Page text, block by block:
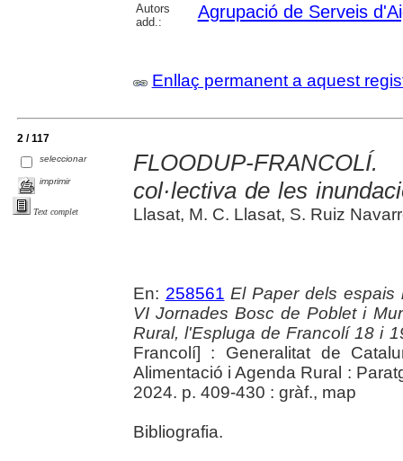
Autors
add.:
Agrupació de Serveis
Enllaç permanent a aquest
2 / 117
seleccionar
imprimir
Text complet
FLOODUP-
col·lectiva de les
Llasat, M. C. Llasat, S. Ruiz
En: 258561 El Paper dels espais
VI Jornades Bosc de Poblet i
Rural, l'Espluga de Francolí 18 i
Francolí] : Generalitat de
Alimentació i Agenda Rural :
2024. p. 409-430 : gràf., map
Bibliografia.